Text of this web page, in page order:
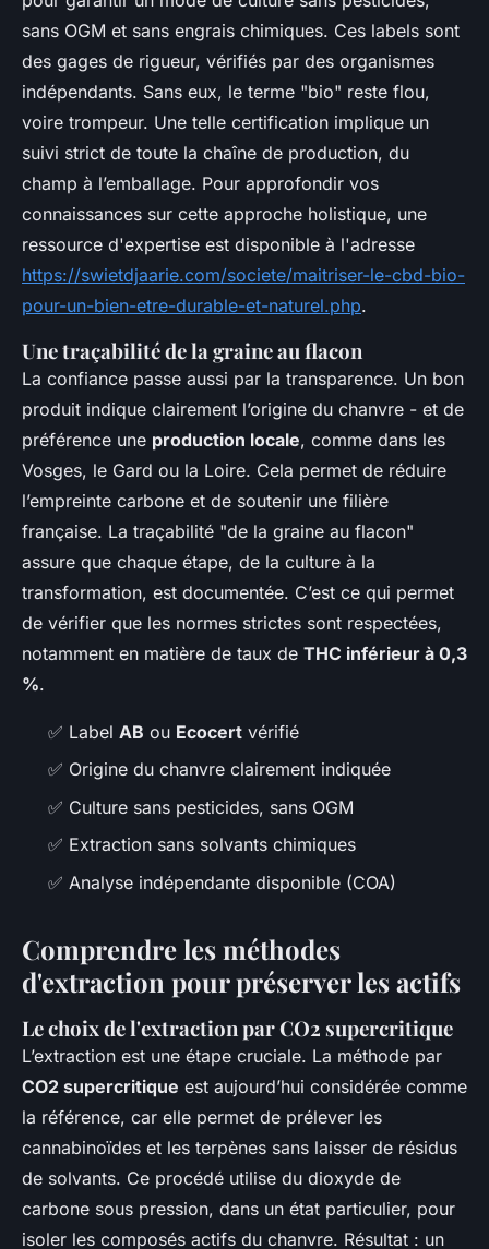
sans OGM et sans engrais chimiques. Ces labels sont
des gages de rigueur, vérifiés par des organismes
indépendants. Sans eux, le terme "bio" reste flou,
voire trompeur. Une telle certification implique un
suivi strict de toute la chaîne de production, du
champ à l’emballage. Pour approfondir vos
connaissances sur cette approche holistique, une
ressource d'expertise est disponible à l'adresse
https://swietdjaarie.com/societe/maitriser-le-cbd-bio-
pour-un-bien-etre-durable-et-naturel.php.
Une traçabilité de la graine au flacon
La confiance passe aussi par la transparence. Un bon
produit indique clairement l’origine du chanvre - et de
préférence une production locale, comme dans les
Vosges, le Gard ou la Loire. Cela permet de réduire
l’empreinte carbone et de soutenir une filière
française. La traçabilité "de la graine au flacon"
assure que chaque étape, de la culture à la
transformation, est documentée. C’est ce qui permet
de vérifier que les normes strictes sont respectées,
notamment en matière de taux de THC inférieur à 0,3
%.
✅ Label AB ou Ecocert vérifié
✅ Origine du chanvre clairement indiquée
✅ Culture sans pesticides, sans OGM
✅ Extraction sans solvants chimiques
✅ Analyse indépendante disponible (COA)
Comprendre les méthodes
d'extraction pour préserver les actifs
Le choix de l'extraction par CO2 supercritique
L’extraction est une étape cruciale. La méthode par
CO2 supercritique est aujourd’hui considérée comme
la référence, car elle permet de prélever les
cannabinoïdes et les terpènes sans laisser de résidus
de solvants. Ce procédé utilise du dioxyde de
carbone sous pression, dans un état particulier, pour
isoler les composés actifs du chanvre. Résultat : un